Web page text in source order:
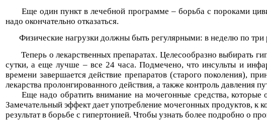
Еще один пункт в лечебной программе – борьба с пороками
надо окончательно отказаться.
Физические нагрузки должны быть регулярными: в неделю по
Теперь о лекарственных препаратах. Целесообразно выбирать
сутки, а еще лучше – все 24 часа. Подмечено, что инсульты и
времени завершается действие препаратов (старого поколения),
лекарства пролонгированного действия, а также контроль давления
Еще надо обратить внимание на мочегонные средства,
Замечательный эффект дает употребление мочегонных продуктов,
результат в борьбе с гипертонией. Чтобы узнать более подробно о